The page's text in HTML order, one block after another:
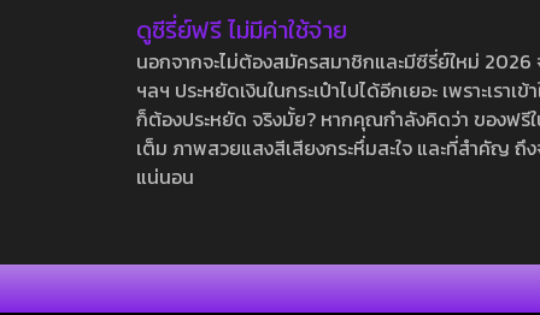
ดูซีรี่ย์ฟรี ไม่มีค่าใช้จ่าย
นอกจากจะไม่ต้องสมัครสมาชิกและมีซีรี่ย์ใหม่
ฯลฯ ประหยัดเงินในกระเป๋าไปได้อีกเยอะ เพราะเร
ก็ต้องประหยัด จริงมั้ย? หากคุณกำลังคิดว่า ของฟ
เต็ม ภาพสวยแสงสีเสียงกระหึ่มสะใจ และที่สำคัญ
แน่นอน